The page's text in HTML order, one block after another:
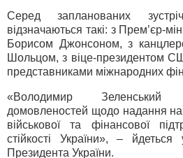
Серед запланованих
відзначаються такі: з Прем’єр-
Борисом Джонсоном, з
Шольцом, з віце-президентом
представниками міжнародних
«Володимир Зеленський
домовленостей щодо надання
військової та фінансової
стійкості України», –
Президента України.